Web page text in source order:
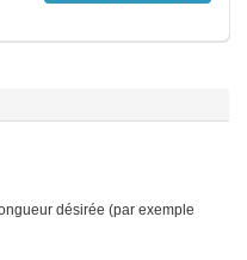
désirée (par exemple